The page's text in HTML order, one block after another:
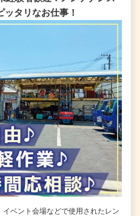
タリなお仕事！
ベント会場などで使用されたレン